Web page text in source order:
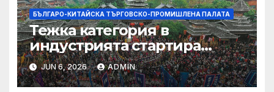
БЪЛГАРО-КИТАЙСКА ТЪРГОВСКО-ПРОМИШЛЕНА ПАЛАТА
Тежка категория в
индустрията стартира
алианс за космическа
слънчева енергия
JUN 6, 2026 ADMIN